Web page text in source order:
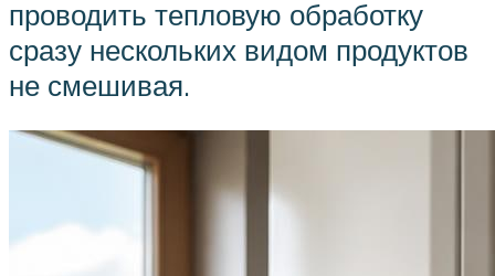
проводить тепловую обработку
сразу нескольких видом продуктов
не смешивая.